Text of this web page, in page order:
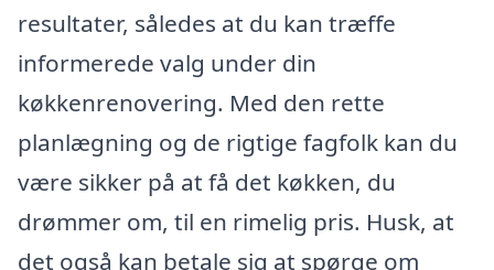
resultater, således at du kan træffe
informerede valg under din
køkkenrenovering. Med den rette
planlægning og de rigtige fagfolk kan du
være sikker på at få det køkken, du
drømmer om, til en rimelig pris. Husk, at
det også kan betale sig at spørge om